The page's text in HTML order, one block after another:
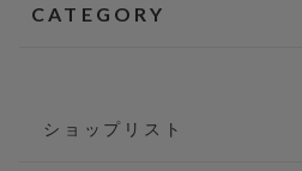
CATEGORY
ショップリスト